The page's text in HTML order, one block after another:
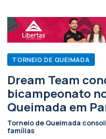
TORNEIO DE QUEIMADA
Dream Team
bicampeonato
Queimada em
Torneio de Queimada
famílias